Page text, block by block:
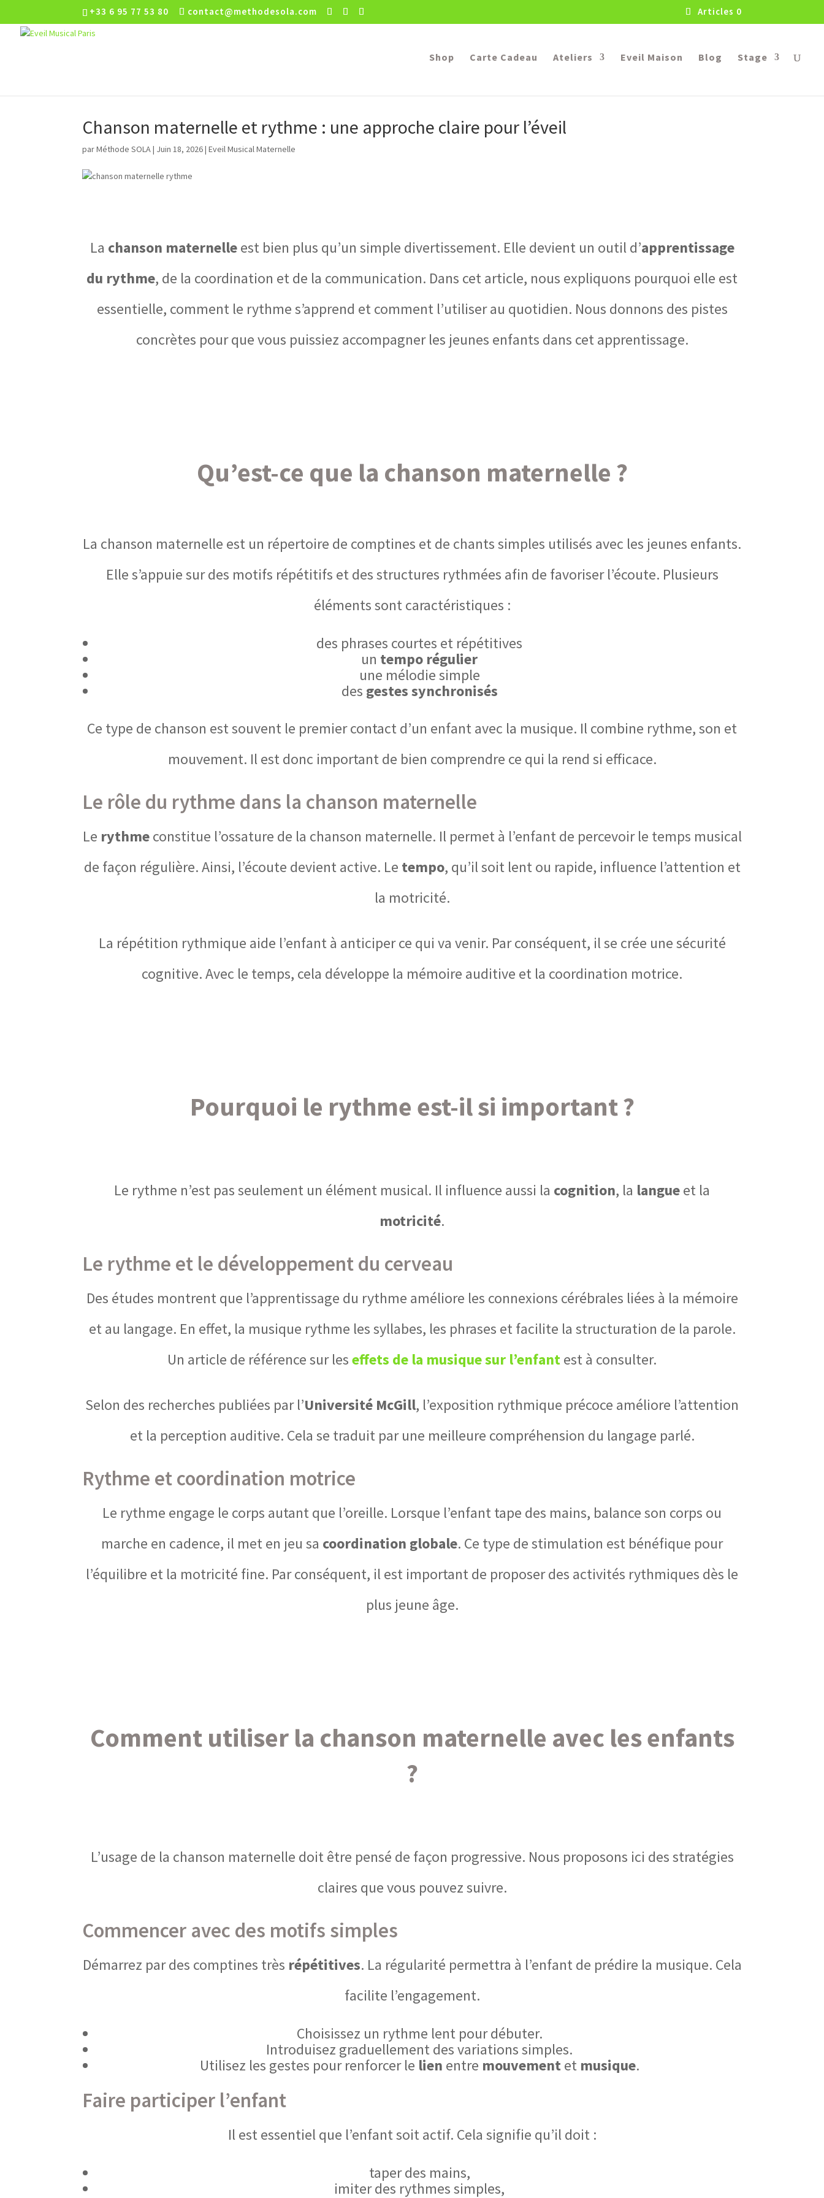
+33 6 95 77 53 80 contact@methodesola.com Articles 0
Shop Carte Cadeau Ateliers Eveil Maison Blog Stage
Chanson maternelle et rythme : une approche claire pour l’éveil
parMéthode SOLA| Juin 18, 2026|Eveil Musical Maternelle
La chanson maternelleest bien plus qu’un simple divertissement. Elle devient un outil d’apprentissage
du rythme, de la coordination et de la communication. Dans cet article, nous expliquons pourquoi elle est
essentielle, comment le rythme s’apprend et comment l’utiliser au quotidien. Nous donnons des pistes
concrètes pour que vous puissiez accompagner les jeunes enfants dans cet apprentissage.
Qu’est-ce que la chanson maternelle ?
La chanson maternelle est un répertoire de comptines et de chants simples utilisés avec les jeunes enfants.
Elle s’appuie sur des motifs répétitifs et des structures rythmées afin de favoriser l’écoute. Plusieurs
éléments sont caractéristiques :
des phrases courtes et répétitives
un tempo régulier
une mélodie simple
des gestes synchronisés
Ce type de chanson est souvent le premier contact d’un enfant avec la musique. Il combine rythme, son et
mouvement. Il est donc important de bien comprendre ce qui la rend si efficace.
Le rôle du rythme dans la chanson maternelle
Le rythmeconstitue l’ossature de la chanson maternelle. Il permet à l’enfant de percevoir le temps musical
de façon régulière. Ainsi, l’écoute devient active. Le tempo, qu’il soit lent ou rapide, influence l’attention et
la motricité.
La répétition rythmique aide l’enfant à anticiper ce qui va venir. Par conséquent, il se crée une sécurité
cognitive. Avec le temps, cela développe la mémoire auditive et la coordination motrice.
Pourquoi le rythme est-il si important ?
Le rythme n’est pas seulement un élément musical. Il influence aussi la cognition, la langueet la
motricité.
Le rythme et le développement du cerveau
Des études montrent que l’apprentissage du rythme améliore les connexions cérébrales liées à la mémoire
et au langage. En effet, la musique rythme les syllabes, les phrases et facilite la structuration de la parole.
Un article de référence sur leseffets de la musique sur l’enfantest à consulter.
Selon des recherches publiées par l’Université McGill, l’exposition rythmique précoce améliore l’attention
et la perception auditive. Cela se traduit par une meilleure compréhension du langage parlé.
Rythme et coordination motrice
Le rythme engage le corps autant que l’oreille. Lorsque l’enfant tape des mains, balance son corps ou
marche en cadence, il met en jeu sa coordination globale. Ce type de stimulation est bénéfique pour
l’équilibre et la motricité fine. Par conséquent, il est important de proposer des activités rythmiques dès le
plus jeune âge.
Comment utiliser la chanson maternelle avec les enfants
?
L’usage de la chanson maternelle doit être pensé de façon progressive. Nous proposons ici des stratégies
claires que vous pouvez suivre.
Commencer avec des motifs simples
Démarrez par des comptines très répétitives. La régularité permettra à l’enfant de prédire la musique. Cela
facilite l’engagement.
Choisissez un rythme lent pour débuter.
Introduisez graduellement des variations simples.
Utilisez les gestes pour renforcer le lien entre mouvementet musique.
Faire participer l’enfant
Il est essentiel que l’enfant soit actif. Cela signifie qu’il doit :
taper des mains,
imiter des rythmes simples,